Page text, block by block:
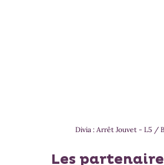
Divia : Arrêt Jouvet - L5 /
Les